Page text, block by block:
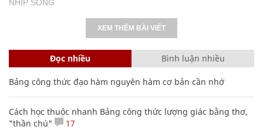
NHỊP SỐNG
XEM THÊM BÀI VIẾT
Đọc nhiều Bình luận nhiều
Bảng công thức đạo hàm nguyên hàm cơ bản cần nhớ
Cách học thuộc nhanh Bảng công thức lượng giác bằng thơ,
"thần chú"
17